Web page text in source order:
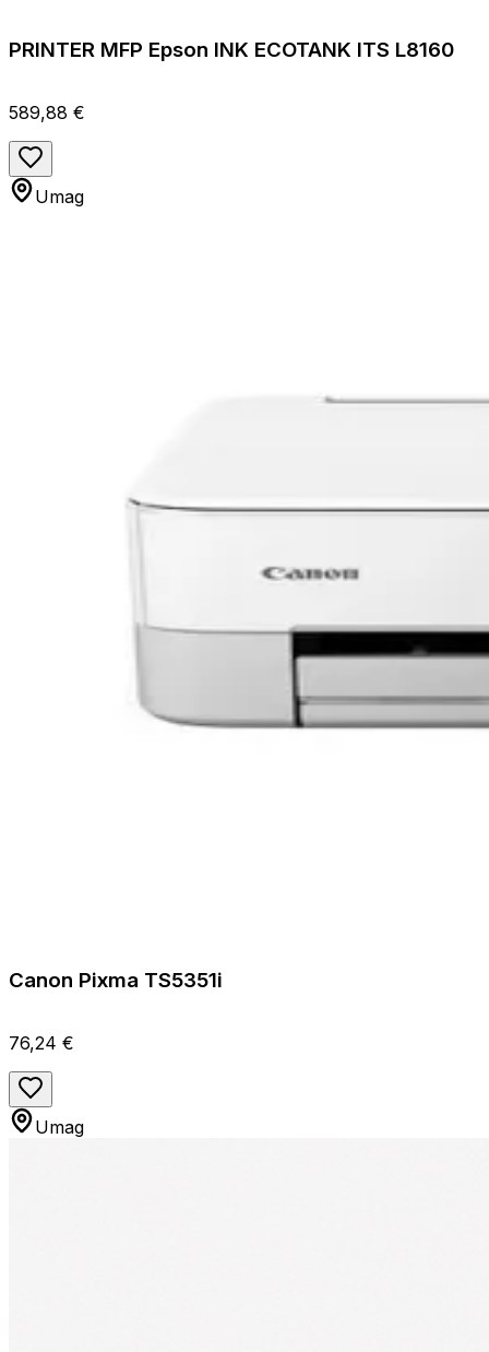
PRINTER MFP Epson INK ECOTANK ITS L8160
589,88 €
Umag
Canon Pixma TS5351i
76,24 €
Umag